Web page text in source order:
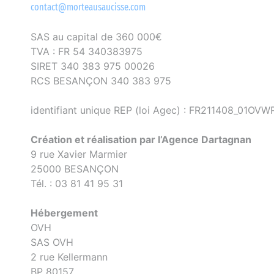
contact@morteausaucisse.com
SAS au capital de 360 000€
TVA : FR 54 340383975
SIRET 340 383 975 00026
RCS BESANÇON 340 383 975
identifiant unique REP (loi Agec) :
Création et réalisation par l’Agence Dartagnan
9 rue Xavier Marmier
25000 BESANÇON
Tél. : 03 81 41 95 31
Hébergement
OVH
SAS OVH
2 rue Kellermann